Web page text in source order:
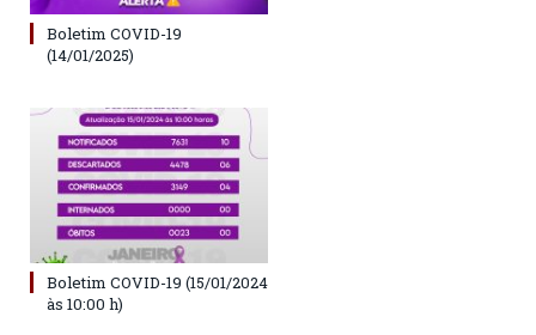
Boletim COVID-19
(14/01/2025)
Boletim COVID-19 (15/01/2024
às 10:00 h)